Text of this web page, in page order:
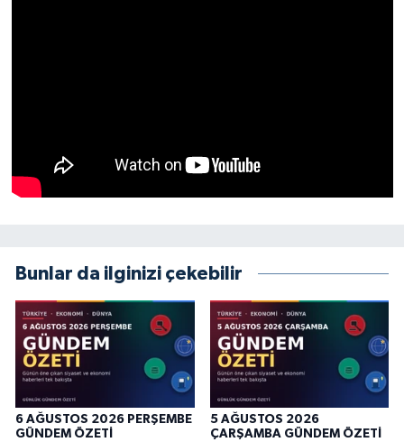
Bunlar da ilginizi çekebilir
6 AĞUSTOS 2026 PERŞEMBE
GÜNDEM ÖZETİ
5 AĞUSTOS 2026
ÇARŞAMBA GÜNDEM ÖZETİ